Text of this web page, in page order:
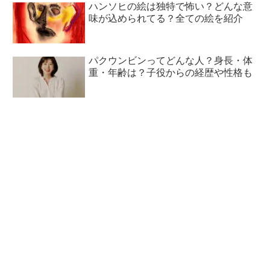
ハンソヒの絵は独特で怖い？どんな意
味が込められてる？全ての絵を紹介
パクウンビンってどんな人？身長・体
重・年齢は？子役からの経歴や性格も